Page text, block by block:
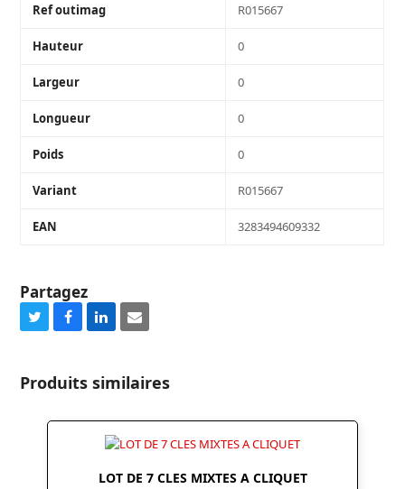
Ref outimag R015667
Hauteur 0
Largeur 0
Longueur 0
Poids 0
Variant R015667
EAN 3283494609332
Partagez
Share
Twitter
Share
Facebook
Share
LinkedIn
Share
Email
Produits similaires
LOT DE 7 CLES MIXTES A CLIQUET